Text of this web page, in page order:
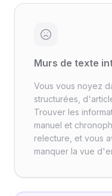
Murs de texte
Vous vous noyez
structurées,
Trouver les
manuel et
relecture, et vous
manquer la vue